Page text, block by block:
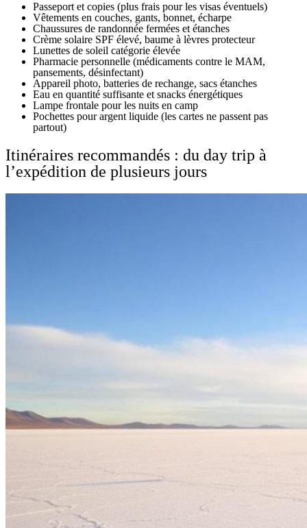
Passeport et copies (plus frais pour les visas éventuels)
Vêtements en couches, gants, bonnet, écharpe
Chaussures de randonnée fermées et étanches
Crème solaire SPF élevé, baume à lèvres protecteur
Lunettes de soleil catégorie élevée
Pharmacie personnelle (médicaments contre le MAM,
pansements, désinfectant)
Appareil photo, batteries de rechange, sacs étanches
Eau en quantité suffisante et snacks énergétiques
Lampe frontale pour les nuits en camp
Pochettes pour argent liquide (les cartes ne passent pas
partout)
Itinéraires recommandés : du day trip à
l’expédition de plusieurs jours